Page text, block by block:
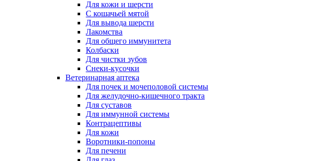
Для кожи и шерсти
С кошачьей мятой
Для вывода шерсти
Лакомства
Для общего иммунитета
Колбаски
Для чистки зубов
Снеки-кусочки
Ветеринарная аптека
Для почек и мочеполовой системы
Для желудочно-кишечного тракта
Для суставов
Для иммунной системы
Контрацептивы
Для кожи
Воротники-попоны
Для печени